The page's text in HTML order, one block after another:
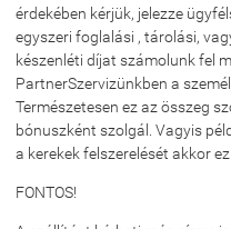
érdekében kérjük, jelezze
egyszeri foglalási , tárolási,
készenléti díjat számolunk fel
PartnerSzervizünkben a
Természetesen ez az összeg
bónuszként szolgál. Vagyis
a kerekek felszerelését akkor
FONTOS!